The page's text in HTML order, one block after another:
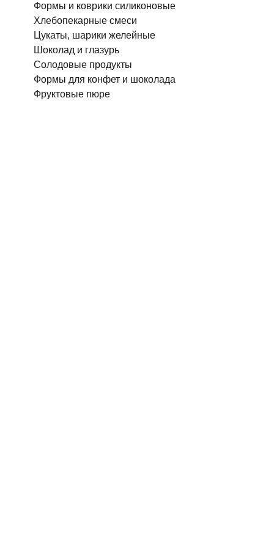
Формы и коврики силиконовые
Хлебопекарные смеси
Цукаты, шарики желейные
Шоколад и глазурь
Солодовые продукты
Формы для конфет и шоколада
Фруктовые пюре